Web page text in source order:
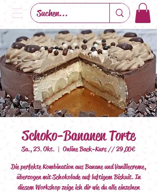
Schoko-Bananen Torte
Sa., 23. Okt.
  |
Online Back-Kurs // 29,00€
Die perfekte Kombination aus Banane und Vanillecreme,
überzogen mit Schokolade auf luftigem Biskuit. In
diesem Workshop zeige ich dir wie du alle einzelnen